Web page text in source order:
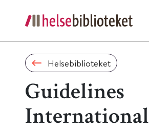
Helsebiblioteket
Guidelines
International